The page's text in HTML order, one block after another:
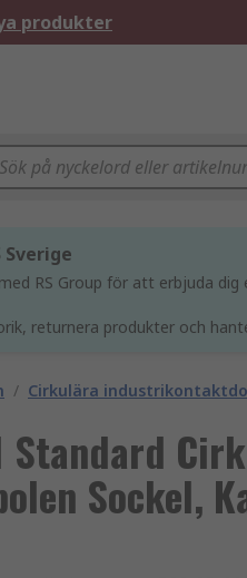
produkter
RS Group för att erbjuda
returnera produkter och
/ Cirkulära
Standard
Sockel,